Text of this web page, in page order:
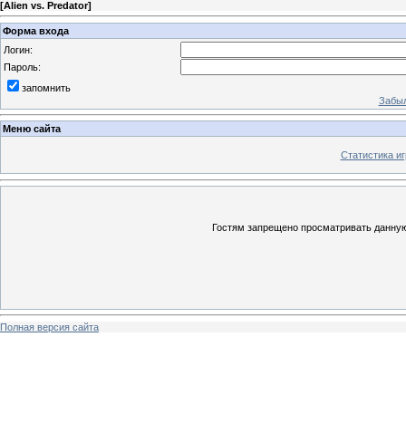
[Alien vs. Predator]
Форма входа
Логин:
Пароль:
запомнить
Меню сайта
Статистика
Гостям запрещено просматривать
Полная версия сайта